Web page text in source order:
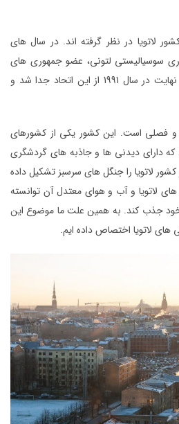
لاتویا در نظر گرفته اند. در سال های
سوسیالیستی لتونی، عضو جمهوری های
اتحاد جماهیر شوروی بود و در نهایت در سال 1991 از این اتحاد جدا شد و
و فصلی است. این کشور یکی از کشورهای
دارای دیدنی ها و جاذبه های گردشگری
لاتویا را جنگل های سرسبز تشکیل داده
لاتویا و آب و هوای معتدل آن توانسته
خود جذب کند. به همین علت ما موضوع این
های لاتویا اختصاص داده ایم.